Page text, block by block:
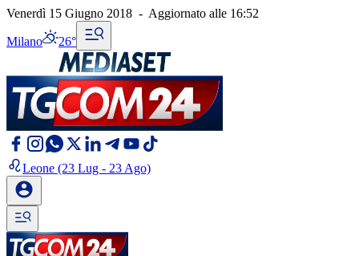
Venerdì 15 Giugno 2018 - Aggiornato alle 16:52
Milano 26°
Leone (23 Lug - 23 Ago)